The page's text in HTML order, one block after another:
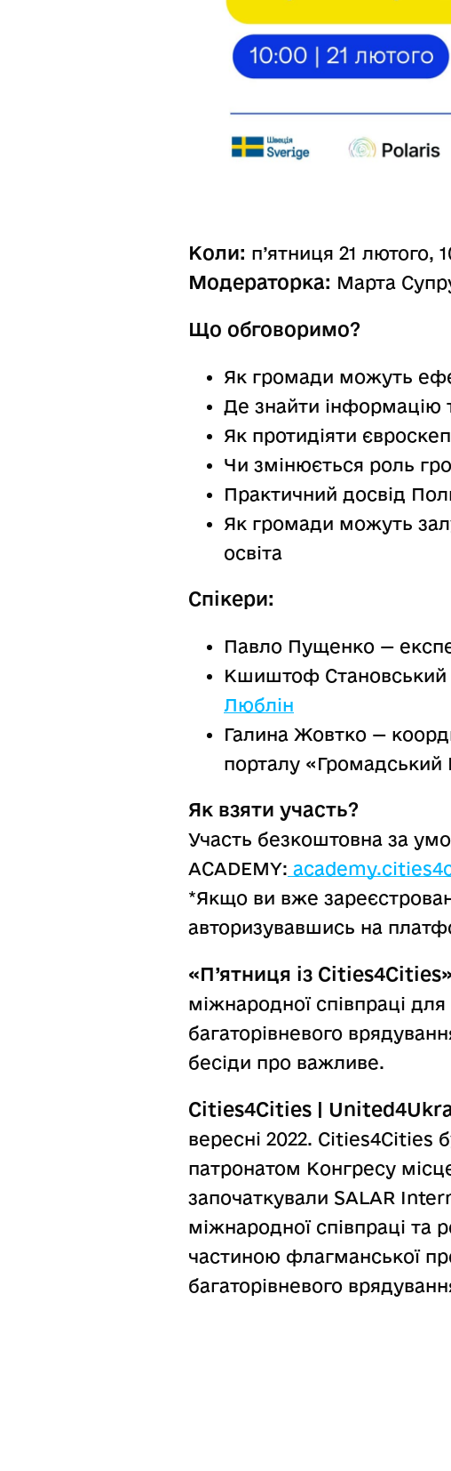
Коли: п’ятниця 21 лютого,
Модераторка: Марта
Що обговоримо?
Як громади можуть
Де знайти інформацію
Як протидіяти
Чи змінюється роль
Практичний досвід
Як громади можуть
освіта
Спікери:
Павло Пущенко —
Кшиштоф Становський
Люблін
Галина Жовтко —
порталу «Громадський
Як взяти участь?
Участь безкоштовна за
ACADEMY:
*Якщо ви вже
авторизувавшись на
«П’ятниця із Cities4Cities»
міжнародної співпраці
багаторівневого
бесіди про важливе.
Cities4Cities |
вересні 2022. Cities4Cities
патронатом Конгресу
започаткували SALAR
міжнародної співпраці
частиною флагманської
багаторівневого